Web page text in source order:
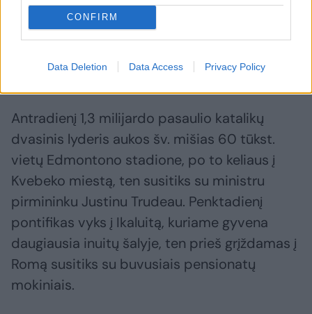
CONFIRM
Data Deletion Data Access Privacy Policy
kad tūkstančiai jų mirė nuo ligų, netinkamos
mitybos ar nepriežiūros. Nuo 2021 m.
aptikta daugiau nei 1300 nepažymėtų kapų.
Antradienį 1,3 milijardo pasaulio katalikų
dvasinis lyderis aukos šv. mišias 60 tūkst.
vietų Edmontono stadione, po to keliaus į
Kvebeko miestą, ten susitiks su ministru
pirmininku Justinu Trudeau. Penktadienį
pontifikas vyks į Ikaluitą, kuriame gyvena
daugiausia inuitų šalyje, ten prieš grįždamas į
Romą susitiks su buvusiais pensionatų
mokiniais.